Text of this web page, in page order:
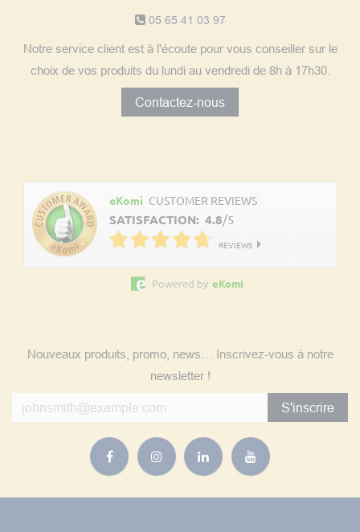
05 65 41 03 97
Notre service client est à l'écoute pour vous conseiller sur le
choix de vos produits du lundi au vendredi de 8h à 17h30.
Contactez-nous
eKomi CUSTOMER REVIEWS
SATISFACTION: 4.8/5
REVIEWS
Powered by eKomi
Nouveaux produits, promo, news… Inscrivez-vous à notre
newsletter !
S'inscrire